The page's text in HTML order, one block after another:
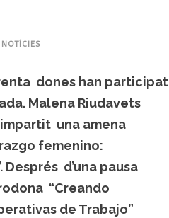
NOTÍCIES
dones han participat
Malena Riudavets
una amena
femenino:
d’una pausa
“Creando
de Trabajo”